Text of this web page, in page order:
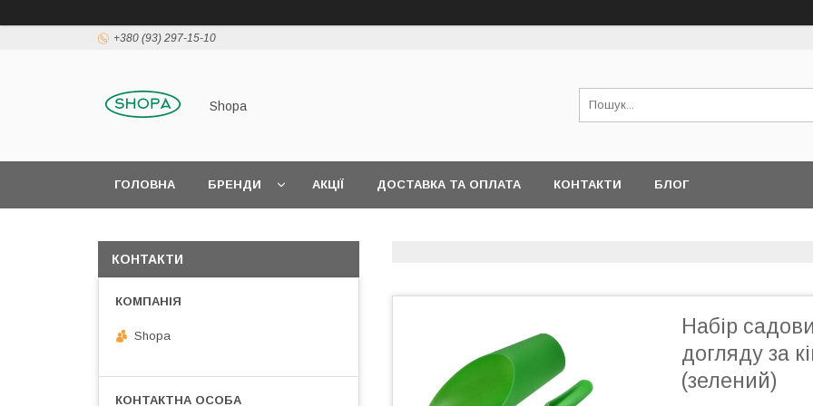
+380 (93) 297-15-10
Shopa
ГОЛОВНА БРЕНДИ АКЦІЇ ДОСТАВКА ТА ОПЛАТА КОНТАКТИ БЛОГ
Набір
догляду за
(зелений)
КОНТАКТИ
Shopa